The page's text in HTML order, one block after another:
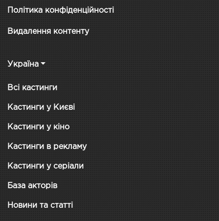
Політика конфіденційності
Видалення контенту
Україна
Всі кастинги
Кастинги у Києві
Кастинги у кіно
Кастинги в рекламу
Кастинги у серіали
База акторів
Новини та статті